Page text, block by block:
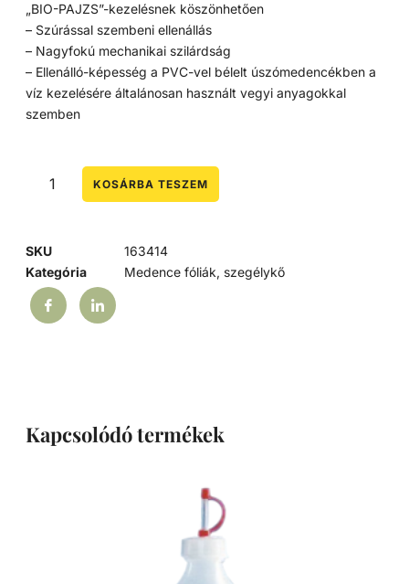
„BIO-PAJZS”-kezelésnek köszönhetően
– Szúrással szembeni ellenállás
– Nagyfokú mechanikai szilárdság
– Ellenálló-képesség a PVC-vel bélelt úszómedencékben a
víz kezelésére általánosan használt vegyi anyagokkal
szemben
KOSÁRBA TESZEM
SKU
163414
Kategória
Medence fóliák, szegélykő
Kapcsolódó termékek